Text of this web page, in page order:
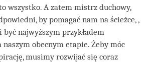
wszystko. A zatem mistrz duchowy,
by pomagać nam na ścieżce, ,
najwyższym przykładem
obecnym etapie. Żeby móc
musimy rozwijać się coraz